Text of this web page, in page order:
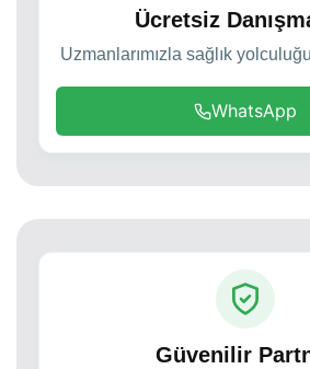
Ücretsiz
Uzmanlarımızla sağlık
WhatsApp
Güvenilir